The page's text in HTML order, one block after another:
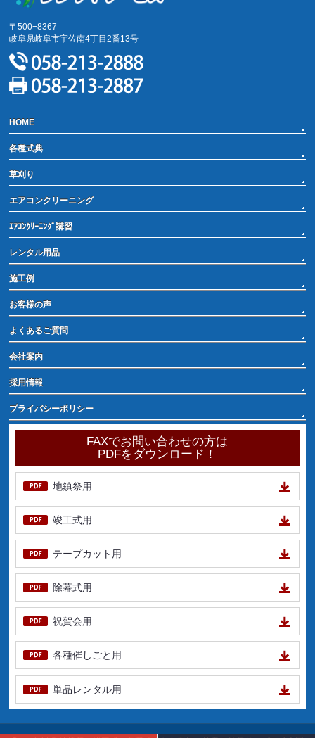
〒500−8367
岐阜県岐阜市宇佐南4丁目2番13号
HOME
各種式典
草刈り
エアコンクリーニング
ｴｱｺﾝｸﾘｰﾆﾝｸﾞ講習
レンタル用品
施工例
お客様の声
よくあるご質問
会社案内
採用情報
プライバシーポリシー
FAXでお問い合わせの方は
PDFをダウンロード！
地鎮祭用
竣工式用
テープカット用
除幕式用
祝賀会用
各種催しごと用
単品レンタル用